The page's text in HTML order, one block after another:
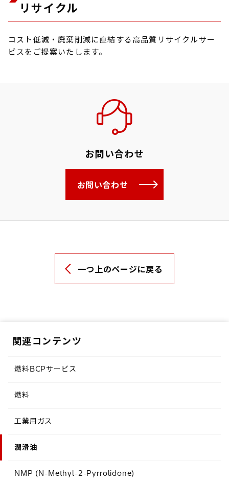
リサイクル
コスト低減・廃棄削減に直結する高品質リサイクルサー
ビスをご提案いたします。
お問い合わせ
お問い合わせ
一つ上のページに戻る
関連コンテンツ
燃料BCPサービス
燃料
工業用ガス
潤滑油
NMP (N-Methyl-2-Pyrrolidone)